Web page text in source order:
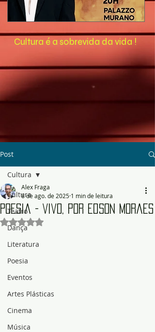
Cultura é a sobrevida da vida !
Post
Cultura
Teatro
Dança
Literatura
Poesia
Eventos
Artes Plásticas
Cinema
Música
Cultura
Poesia - Vivo, por Edson Moraes
Alex Fraga
8 de ago. de 2025 1 min de leitura
Avaliado com NaN de 5 estrelas.